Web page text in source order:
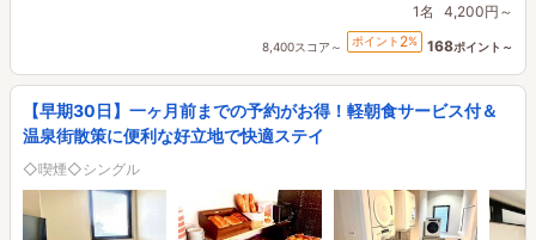
1名 4,200円～
8,400スコア～ ポイント 2% 168ポイント～
【早期30日】一ヶ月前までの予約がお得！軽朝食サービス付＆
温泉街散策に便利な好立地で快適ステイ
◇喫煙◇シングル